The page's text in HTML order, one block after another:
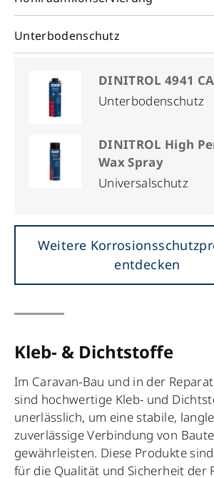
Unterbodenschutz
DINITROL 4941
Unterbodenschutz
DINITROL High
Wax Spray
Universalschutz
Weitere
entdecken
Kleb- & Dichtstoffe
Im Caravan-Bau und in der
sind hochwertige Kleb- und
unerlässlich, um eine stabile,
zuverlässige Verbindung von
gewährleisten. Diese Produkte
für die Qualität und Sicherheit der